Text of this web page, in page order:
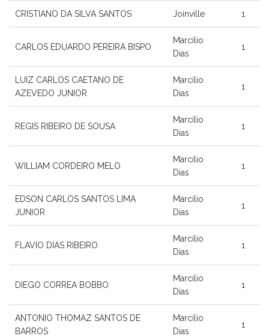
CRISTIANO DA SILVA SANTOS Joinville 1
CARLOS EDUARDO PEREIRA BISPO
Marcílio
Dias
1
LUIZ CARLOS CAETANO DE
AZEVEDO JUNIOR
Marcílio
Dias
1
REGIS RIBEIRO DE SOUSA
Marcílio
Dias
1
WILLIAM CORDEIRO MELO
Marcílio
Dias
1
EDSON CARLOS SANTOS LIMA
JUNIOR
Marcílio
Dias
1
FLAVIO DIAS RIBEIRO
Marcílio
Dias
1
DIEGO CORREA BOBBO
Marcílio
Dias
1
ANTONIO THOMAZ SANTOS DE
BARROS
Marcílio
Dias
1